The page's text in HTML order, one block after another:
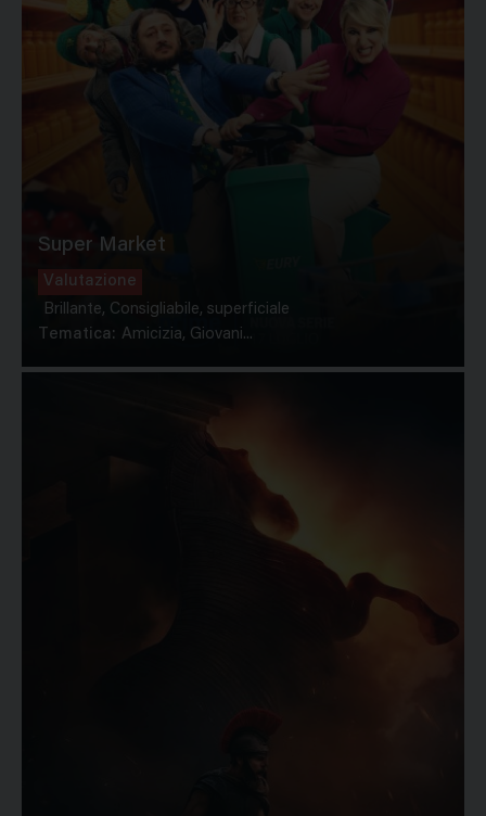
Super Market
Valutazione
Brillante, Consigliabile, superficiale
Tematica: Amicizia, Giovani...